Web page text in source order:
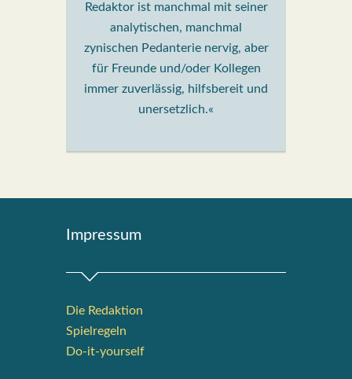
Redaktor ist manchmal mit seiner
analytischen, manchmal
zynischen Pedanterie nervig, aber
für Freunde und/oder Kollegen
immer zuverlässig, hilfsbereit und
unersetzlich.«
Impres­sum
Die Redak­ti­on
Spiel­re­geln
Do-it-your­s­elf